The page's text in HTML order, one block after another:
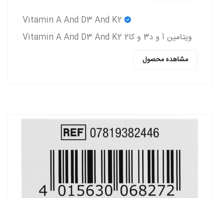
ویتامین آ و د3 و کا2 Vitamin A And D3 And K2
مشاهده محصول